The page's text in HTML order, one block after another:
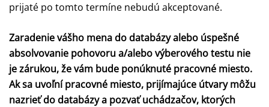
prijaté po tomto termíne nebudú akceptované.
Zaradenie vášho mena do databázy alebo úspešné
absolvovanie pohovoru a/alebo výberového testu nie
je zárukou, že vám bude ponúknuté pracovné miesto.
Ak sa uvoľní pracovné miesto, prijímajúce útvary môžu
nazrieť do databázy a pozvať uchádzačov, ktorých